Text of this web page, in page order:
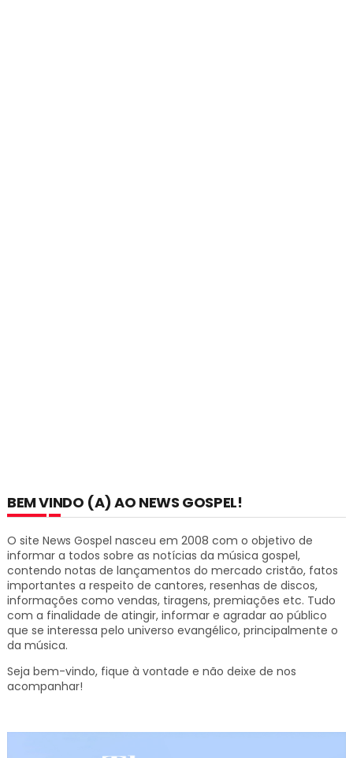
BEM VINDO (A) AO NEWS GOSPEL!
O site News Gospel nasceu em 2008 com o objetivo de
informar a todos sobre as notícias da música gospel,
contendo notas de lançamentos do mercado cristão, fatos
importantes a respeito de cantores, resenhas de discos,
informações como vendas, tiragens, premiações etc. Tudo
com a finalidade de atingir, informar e agradar ao público
que se interessa pelo universo evangélico, principalmente o
da música.
Seja bem-vindo, fique à vontade e não deixe de nos
acompanhar!